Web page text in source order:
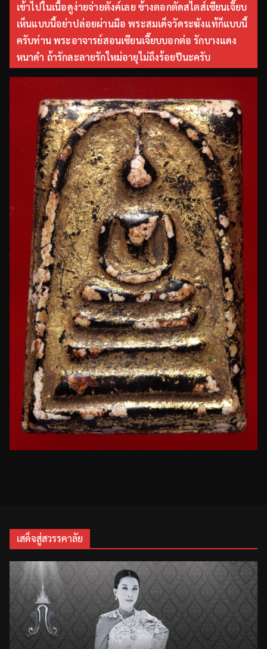
เข้าไปในเนื้อดูง่ายจ่ายตังค์เลย ข้างตอกตัดสไตส์เซียนเจี๊ยบ
เห็นแบบนี้อย่าปล่อยผ่านมือ พระสมเด็จวัดระฆังแท้ก็แบบนี้
ครับท่าน พระอาจารย์สอนเซียนเจี๊ยบบอกต่อ รักบางแดง
หนาดำ ถ้ารักละลายรักใหม่อายุไม่ถึงร้อยปีนะครับ
เสด็จสู่สวรรคาลัย